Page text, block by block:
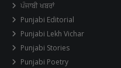
ਪੰਜਾਬੀ ਖਬਰਾਂ
Punjabi Editorial
Punjabi Lekh Vichar
Punjabi Stories
Punjabi Poetry